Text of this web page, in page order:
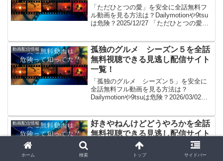
「ただひとつの愛」を安全に全話無料フ
ル動画を見る方法は？Dailymotionや9tsu
は危険？2025/12/27 「ただひとつの愛無
了、dailymotionや...
動画配信情報
孤独のグルメ シーズン５を全話
無料視聴できる見逃し配信サイト
一覧！
「孤独のグルメ シーズン５」を安全に
全話無料フル動画を見る方法は？
Dailymotionや9tsuは危険？2026/03/02
やパンドラはサービス終了、da...
動画配信情報
好きやねんけどどうやろかを全話
無料視聴できる見逃し配信サイト
「好きやねんけどどうやろか」を安全に
ホーム 検索 トップ サイドバー